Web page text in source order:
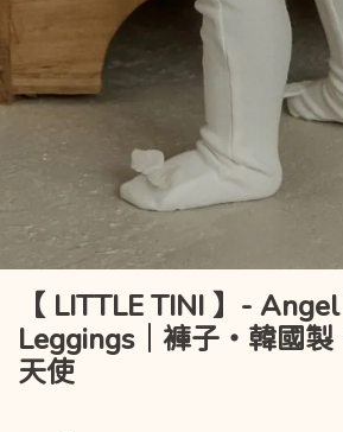
【 LITTLE TINI 】-
Leggings｜褲子・韓國
天使